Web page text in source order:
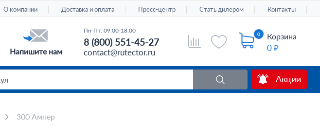
О компании Доставка и оплата Пресс-центр Стать дилером Контакты
0 Корзина
0 ₽
Напишите нам
Пн-Пт: 09:00-18:00
8 (800) 551-45-27
contact@rutector.ru
Акции
300 Ампер